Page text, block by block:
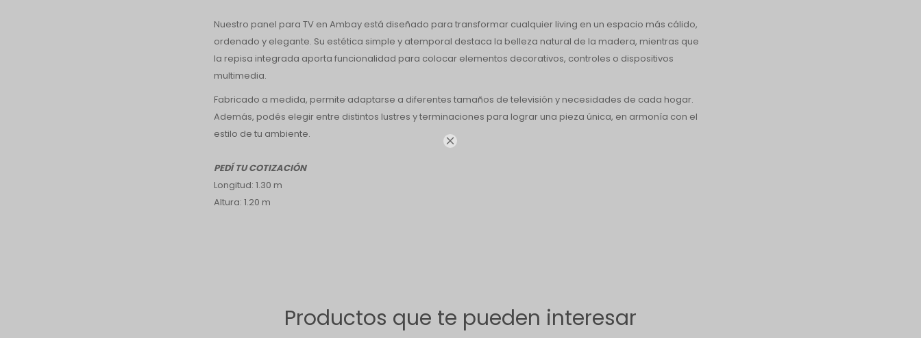

Nuestro panel para TV en Ambay está diseñado para transformar cualquier living en un espacio más cálido,
ordenado y elegante. Su estética simple y atemporal destaca la belleza natural de la madera, mientras que
la repisa integrada aporta funcionalidad para colocar elementos decorativos, controles o dispositivos
multimedia.
Fabricado a medida, permite adaptarse a diferentes tamaños de televisión y necesidades de cada hogar.
Además, podés elegir entre distintos lustres y terminaciones para lograr una pieza única, en armonía con el
estilo de tu ambiente.
PEDÍ TU COTIZACIÓN
Longitud: 1.30 m
Altura: 1.20 m
Productos que te pueden interesar